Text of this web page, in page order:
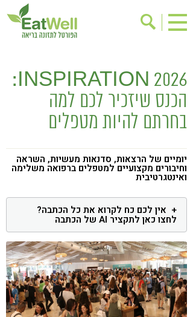
בישול בריא
אינדקס עסקים
ריפוי ומניעת מחלות
בריאות האישה
תוספי תזונה
מתכוני בריאות
אירועים
שינוי תזונתי
גישות בתזונה
דיאטה
ניקוי רעלים
מזונות על
ילדים
תזונה וספורט
הפרעות קשב & ריכוז
אכילה רגשית
רגישות לגלוטן
טעים להכיר
קורונה
טבעונות
INSPIRATION 2026:
הכנס שיזכיר לכם למה
בחרתם להיות מטפלים
יומיים של הרצאות, סדנאות מעשיות, השראה
וחיבורים מקצועיים למטפלים ברפואה משלימה
ואינטגרטיבית
אין לכם כח לקרוא את כל הכתבה?
לחצו כאן לתקציר AI של הכתבה